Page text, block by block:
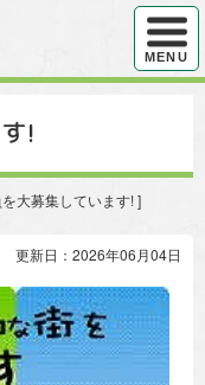
ハンバ
MENU
!
大募集しています! ]
更新日：2026年06月04日